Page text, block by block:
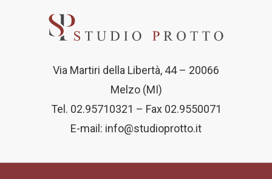
Via Martiri della Libertà, 44 – 20066
Melzo (MI)
Tel. 02.95710321 – Fax 02.9550071
E-mail: info@studioprotto.it